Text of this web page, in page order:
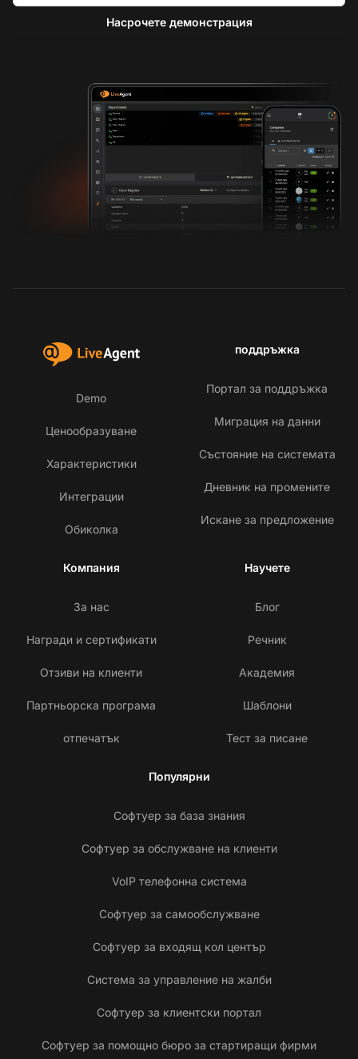
Насрочете демонстрация
Demo
Ценообразуване
Характеристики
Интеграции
Обиколка
поддръжка
Портал за поддръжка
Миграция на данни
Състояние на системата
Дневник на промените
Искане за предложение
Компания
За нас
Награди и сертификати
Отзиви на клиенти
Партньорска програма
отпечатък
Научете
Блог
Речник
Академия
Шаблони
Тест за писане
Популярни
Софтуер за база знания
Софтуер за обслужване на клиенти
VoIP телефонна система
Софтуер за самообслужване
Софтуер за входящ кол център
Система за управление на жалби
Софтуер за клиентски портал
Софтуер за помощно бюро за стартиращи фирми